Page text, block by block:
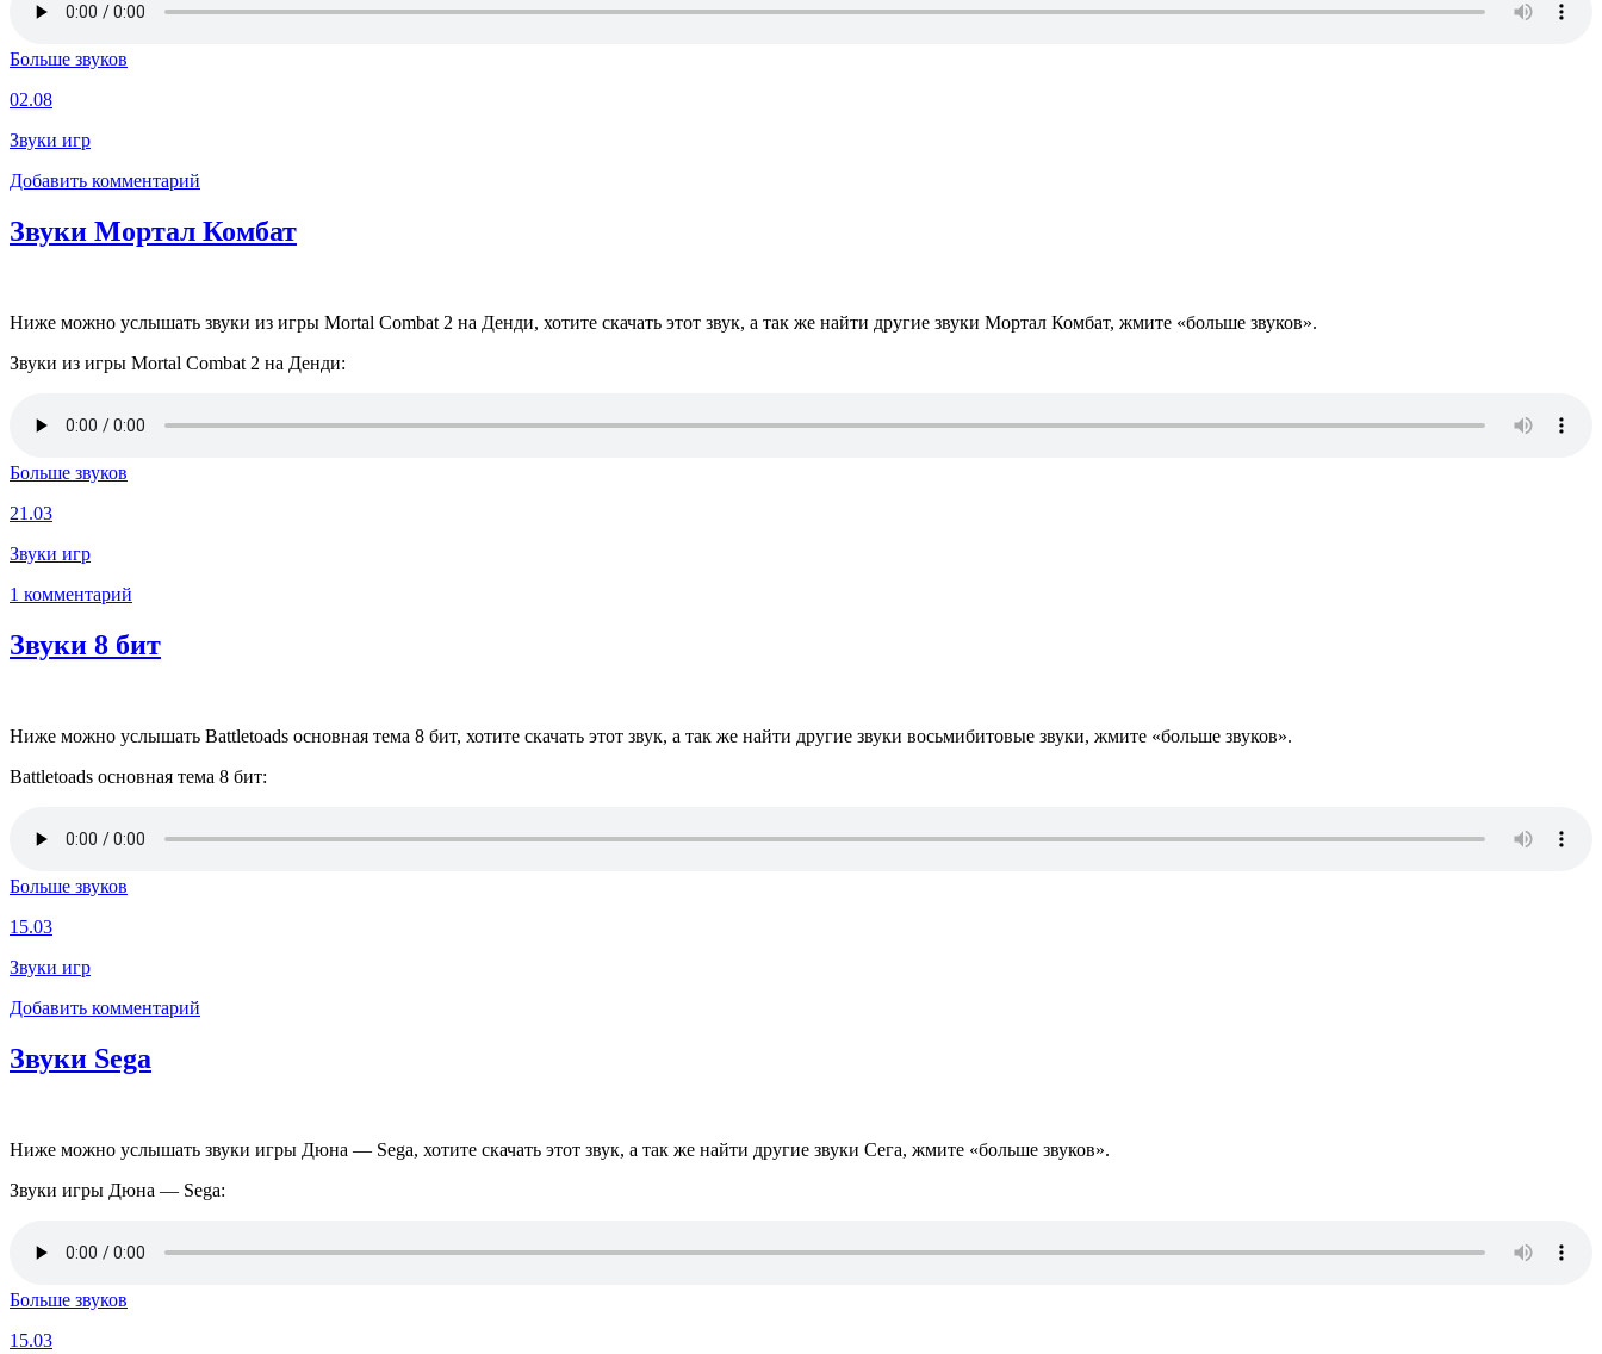
Больше звуков
02.08
Звуки игр
Добавить комментарий
Звуки Мортал Комбат
Ниже можно услышать звуки из игры Mortal Combat 2 на Денди, хотите скачать этот звук, а так же найти другие звуки Мортал Комбат, жмите «больше звуков».
Звуки из игры Mortal Combat 2 на Денди:
Больше звуков
21.03
Звуки игр
1 комментарий
Звуки 8 бит
Ниже можно услышать Battletoads основная тема 8 бит, хотите скачать этот звук, а так же найти другие звуки восьмибитовые звуки, жмите «больше звуков».
Battletoads основная тема 8 бит:
Больше звуков
15.03
Звуки игр
Добавить комментарий
Звуки Sega
Ниже можно услышать звуки игры Дюна — Sega, хотите скачать этот звук, а так же найти другие звуки Сега, жмите «больше звуков».
Звуки игры Дюна — Sega:
Больше звуков
15.03